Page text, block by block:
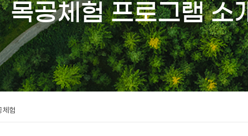
목공체험 프로그램 소
체험